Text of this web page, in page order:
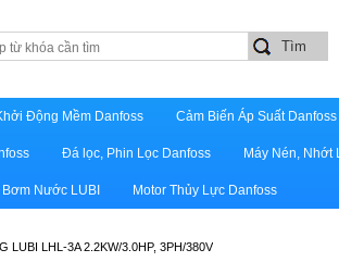
Động Mềm Danfoss Cảm Biến Áp Suất Danfoss
Đá lọc, Phin Lọc Danfoss Máy Nén, Nhớt
Bơm Nước LUBI Motor Thủy Lực Danfoss
LUBI LHL-3A 2.2KW/3.0HP, 3PH/380V